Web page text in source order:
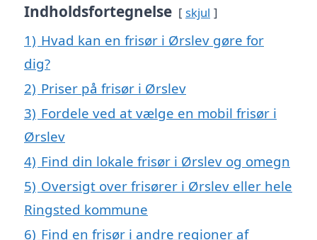
Indholdsfortegnelse skjul
1) Hvad kan en frisør i Ørslev gøre for
dig?
2) Priser på frisør i Ørslev
3) Fordele ved at vælge en mobil frisør i
Ørslev
4) Find din lokale frisør i Ørslev og omegn
5) Oversigt over frisører i Ørslev eller hele
Ringsted kommune
6) Find en frisør i andre regioner af